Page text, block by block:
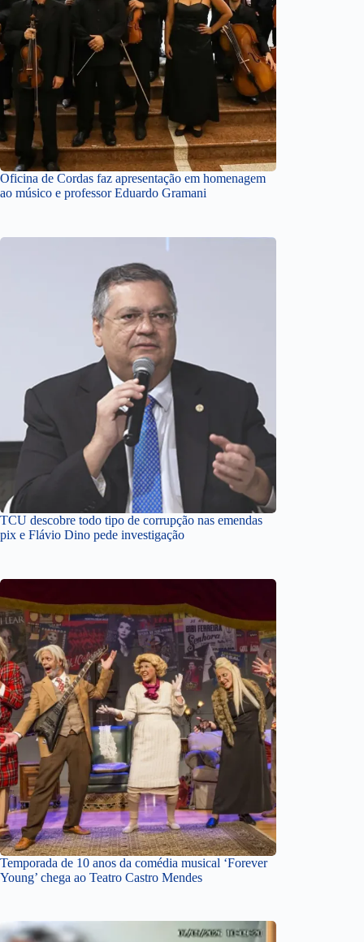
Oficina de Cordas faz apresentação em homenagem
ao músico e professor Eduardo Gramani
TCU descobre todo tipo de corrupção nas emendas
pix e Flávio Dino pede investigação
Temporada de 10 anos da comédia musical ‘Forever
Young’ chega ao Teatro Castro Mendes